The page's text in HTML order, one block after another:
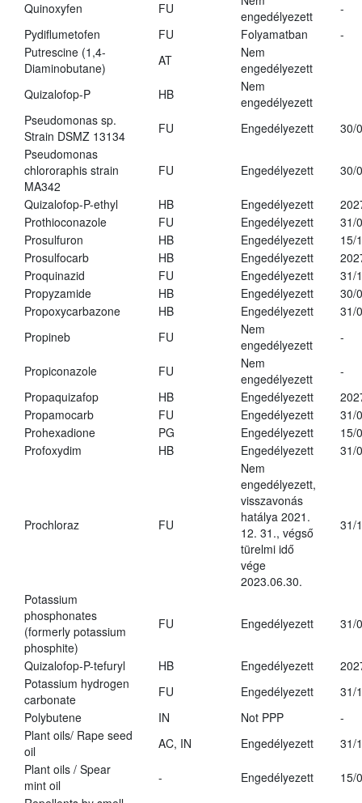
Quinoxyfen FU
engedélyezett
-
Pydiflumetofen
FU Folyamatban
-
Putrescine (1,4-
Diaminobutane)
AT
Nem
engedélyezett
Quizalofop-P
HB
Nem
engedélyezett
Pseudomonas sp.
Strain DSMZ 13134
FU Engedélyezett
30/
Pseudomonas
chlororaphis strain
MA342
FU Engedélyezett 30/
Quizalofop-P-ethyl HB Engedélyezett
Prothioconazole
FU Engedélyezett
31/
Prosulfuron
HB Engedélyezett
15/
Prosulfocarb
HB Engedélyezett
Proquinazid
FU Engedélyezett
31/
Propyzamide
HB Engedélyezett
30/
Propoxycarbazone
HB Engedélyezett
31/
Propineb
FU
Nem
engedélyezett
-
Propiconazole FU
Nem
engedélyezett
-
Propaquizafop
HB Engedélyezett
Propamocarb
FU Engedélyezett
31/
Prohexadione
PG Engedélyezett
15/
Profoxydim
HB Engedélyezett 31/
Prochloraz FU
Nem
engedélyezett,
visszavonás
hatálya 2021.
12. 31., végső
türelmi idő
vége
2023.06.30.
31/
Potassium
phosphonates
(formerly potassium
phosphite)
FU Engedélyezett 31/
Quizalofop-P-tefuryl HB Engedélyezett
Potassium hydrogen
carbonate
FU Engedélyezett
31/
Polybutene
IN Not PPP
-
Plant oils/ Rape seed
oil
AC, IN Engedélyezett
31/
Plant oils / Spear
mint oil
- Engedélyezett
15/